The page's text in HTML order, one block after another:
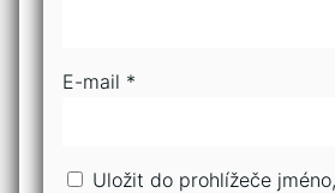
E-mail *
Uložit do prohlížeče